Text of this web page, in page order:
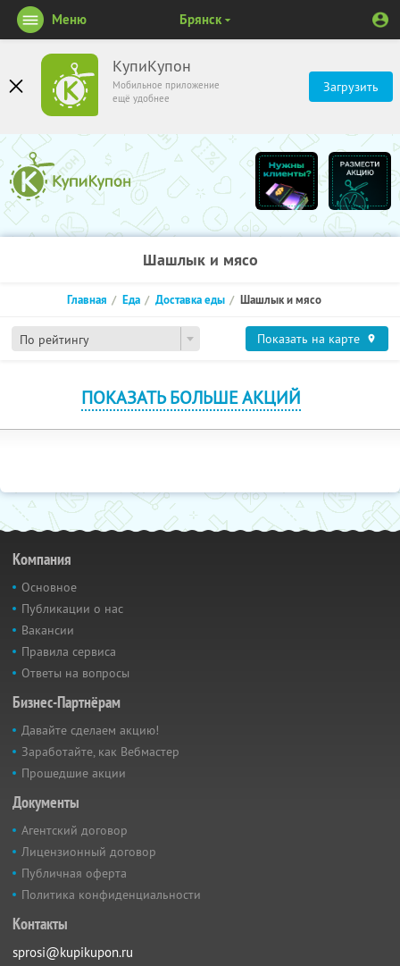
КупиКупон
Мобильное приложение
ещё удобнее
Загрузить
Меню Брянск
Шашлык и мясо
По рейтингу
Главная Еда Доставка еды Шашлык и мясо
Показать на карте
ПОКАЗАТЬ БОЛЬШЕ АКЦИЙ
Компания
Основное
Публикации о нас
Вакансии
Правила сервиса
Ответы на вопросы
Бизнес-Партнёрам
Давайте сделаем акцию!
Заработайте, как Вебмастер
Прошедшие акции
Документы
Агентский договор
Лицензионный договор
Публичная оферта
Политика конфиденциальности
Контакты
sprosi@kupikupon.ru